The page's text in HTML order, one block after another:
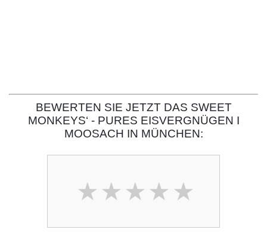
BEWERTEN SIE JETZT DAS SWEET
MONKEYS‘ - PURES EISVERGNÜGEN I
MOOSACH IN MÜNCHEN: